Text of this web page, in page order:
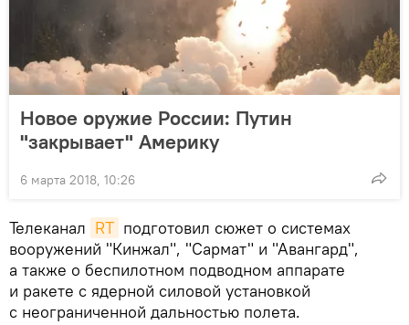
Новое оружие России: Путин
"закрывает" Америку
6 марта 2018, 10:26
Телеканал RT подготовил сюжет о системах
вооружений "Кинжал", "Сармат" и "Авангард",
а также о беспилотном подводном аппарате
и ракете с ядерной силовой установкой
с неограниченной дальностью полета.